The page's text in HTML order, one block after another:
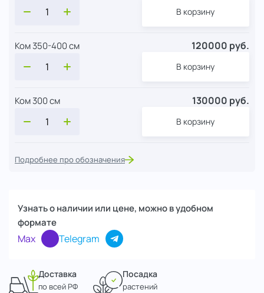
В корзину
Ком 350-400 см 120000 руб.
В корзину
Ком 300 см 130000 руб.
В корзину
Подробнее про обозначения
Узнать о наличии или цене, можно в удобном
формате
Max Telegram
Доставка
по всей РФ
Посадка
растений